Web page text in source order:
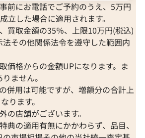
前にお電話でご予約のうえ、5万円
立した場合に適用されます。
買取金額の35％、上限10万円(税込)
法その他関係法令を遵守した範囲内
価格からの金額UPになります。ま
ません。
併用は可能ですが、増額分の合計上
ります。
の店舗がございます。
典の適用有無にかかわらず、品目、